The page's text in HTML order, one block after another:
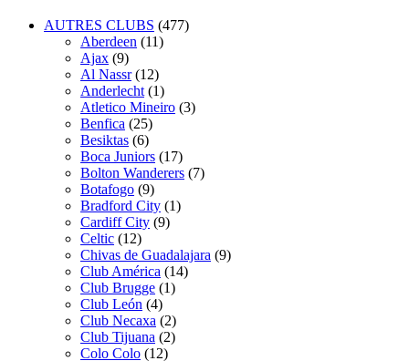
AUTRES CLUBS (477)
Aberdeen (11)
Ajax (9)
Al Nassr (12)
Anderlecht (1)
Atletico Mineiro (3)
Benfica (25)
Besiktas (6)
Boca Juniors (17)
Bolton Wanderers (7)
Botafogo (9)
Bradford City (1)
Cardiff City (9)
Celtic (12)
Chivas de Guadalajara (9)
Club América (14)
Club Brugge (1)
Club León (4)
Club Necaxa (2)
Club Tijuana (2)
Colo Colo (12)